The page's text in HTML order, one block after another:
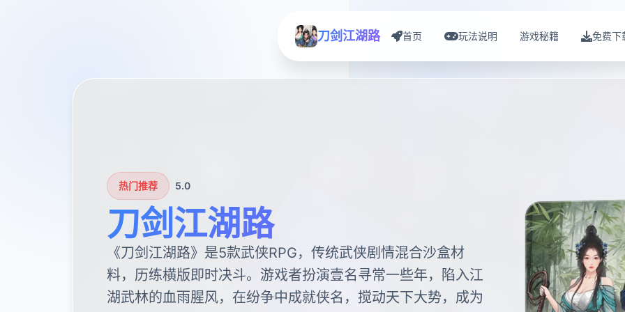
刀剑江湖路 首页 玩法说明 游戏秘籍 免费下
热门推荐 5.0
刀剑江湖路
《刀剑江湖路》是5款武侠RPG，传统武侠剧情混合沙盒材
料，历练横版即时决斗。游戏者扮演壹名寻常一些年，陷入江
湖武林的血雨腥风，在纷争中成就侠名，搅动天下大势，成为